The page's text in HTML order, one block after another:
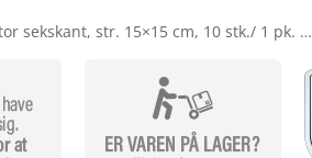
sekskant, str. 15×15 cm, 10 stk./ 1 pk. …